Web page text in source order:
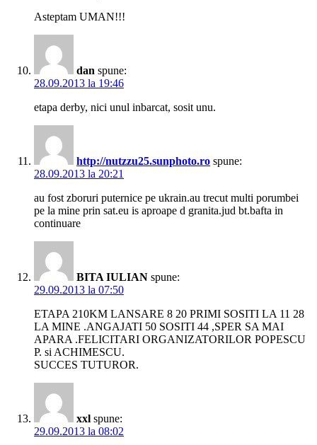
Asteptam UMAN!!!
dan spune:
28.09.2013 la 19:46
etapa derby, nici unul inbarcat, sosit unu.
http://nutzzu25.sunphoto.ro spune:
28.09.2013 la 20:21
au fost zboruri puternice pe ukrain.au trecut multi porumbei
pe la mine prin sat.eu is aproape d granita.jud bt.bafta in
continuare
BITA IULIAN spune:
29.09.2013 la 07:50
ETAPA 210KM LANSARE 8 20 PRIMI SOSITI LA 11 28
LA MINE .ANGAJATI 50 SOSITI 44 ,SPER SA MAI
APARA .FELICITARI ORGANIZATORILOR POPESCU
P. si ACHIMESCU.
SUCCES TUTUROR.
xxl spune:
29.09.2013 la 08:02